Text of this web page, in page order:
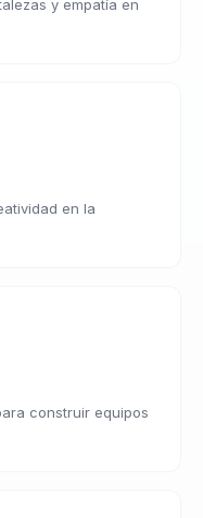
y empatía en
en la
construir equipos